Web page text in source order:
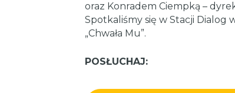
oraz Konradem Ciempką –
Spotkaliśmy się w Stacji Dialog
„Chwała Mu”.
POSŁUCHAJ: